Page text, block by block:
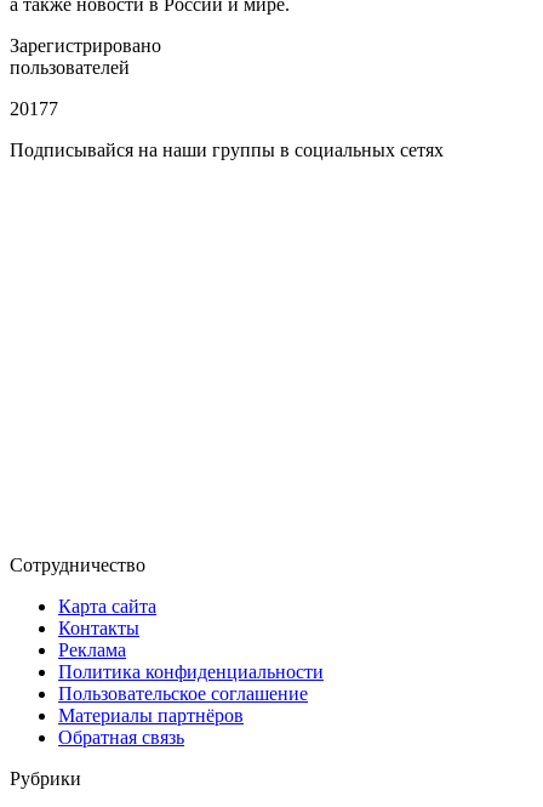
Зарегистрировано
пользователей
20177
Подписывайся на наши группы в социальных сетях
Сотрудничество
Карта сайта
Контакты
Реклама
Политика конфиденциальности
Пользовательское соглашение
Материалы партнёров
Обратная связь
Рубрики